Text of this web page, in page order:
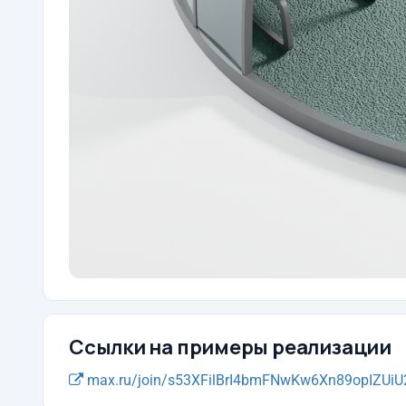
Ссылки на примеры реализации
max.ru/join/